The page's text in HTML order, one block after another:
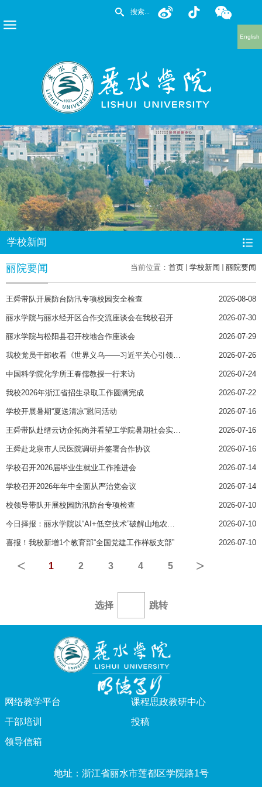
English
学校新闻
当前位置： 首页 学校新闻 丽院要闻
丽院要闻
王舜带队开展防台防汛专项校园安全检查 2026-08-08
丽水学院与丽水经开区合作交流座谈会在我校召开 2026-07-30
丽水学院与松阳县召开校地合作座谈会 2026-07-29
我校党员干部收看《世界义乌——习近平关心引领义乌发展》专题片引发热烈反响 2026-07-26
中国科学院化学所王春儒教授一行来访 2026-07-24
我校2026年浙江省招生录取工作圆满完成 2026-07-22
学校开展暑期“夏送清凉”慰问活动 2026-07-16
王舜带队赴缙云访企拓岗并看望工学院暑期社会实践团队 2026-07-16
王舜赴龙泉市人民医院调研并签署合作协议 2026-07-16
学校召开2026届毕业生就业工作推进会 2026-07-14
学校召开2026年年中全面从严治党会议 2026-07-14
校领导带队开展校园防汛防台专项检查 2026-07-10
今日择报：丽水学院以“AI+低空技术”破解山地农业发展瓶颈 2026-07-10
喜报！我校新增1个教育部“全国党建工作样板支部” 2026-07-10
< 1 2 3 4 5 >
选择 跳转
网络教学平台
课程思政教研中心
干部培训
投稿
领导信箱
地址：浙江省丽水市莲都区学院路1号